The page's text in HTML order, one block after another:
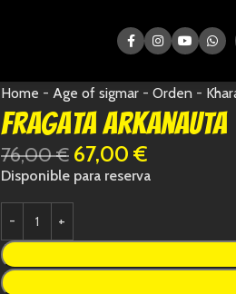
Home - Age of sigmar- Orden-
Fragata Arkanauta
76,00€ 67,00 €
Disponible para reserva